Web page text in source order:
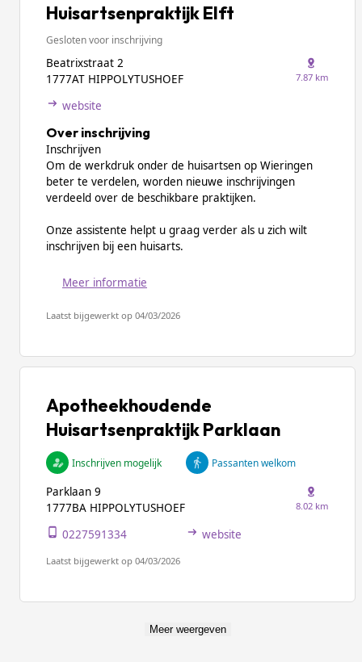
Huisartsenpraktijk Elft
Gesloten voor inschrijving
Beatrixstraat 2
1777AT HIPPOLYTUSHOEF
7.87 km
website
Over inschrijving
Inschrijven
Om de werkdruk onder de huisartsen op Wieringen
beter te verdelen, worden nieuwe inschrijvingen
verdeeld over de beschikbare praktijken.
Onze assistente helpt u graag verder als u zich wilt
inschrijven bij een huisarts.
Meer informatie
Laatst bijgewerkt op 04/03/2026
Apotheekhoudende
Huisartsenpraktijk Parklaan
Inschrijven mogelijk Passanten welkom
Parklaan 9
1777BA HIPPOLYTUSHOEF
8.02 km
0227591334 website
Laatst bijgewerkt op 04/03/2026
Meer weergeven